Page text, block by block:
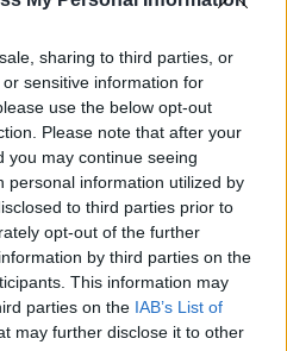
sharing to third parties, or
sensitive information for
use the below opt-out
Please note that after your
you may continue seeing
personal information utilized by
to third parties prior to
opt-out of the further
by third parties on the
This information may
parties on the IAB’s List of
may further disclose it to other